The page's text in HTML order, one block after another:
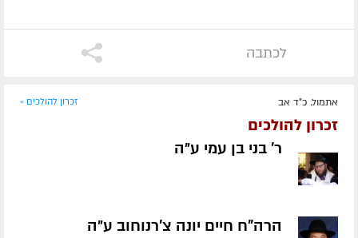
לכתבה
אתמול, כ"ד אב זכרון להולכים »
זכרון להולכים
ר' בני בן עמי ע״ה
הרה"ח חיים יונה צ'רנוחוב ע״ה